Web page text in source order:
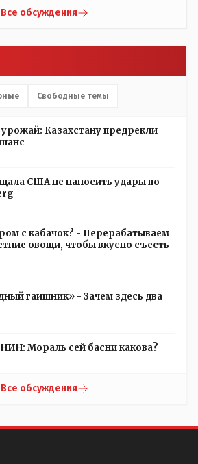
и многократно на недостатки
ему самому ДОБРОВОЛЬНО уйти с
Все обсуждения
Свободные темы
урожай: Казахстану предрекли
США не наносить удары по
с кабачок? - Перерабатываем
овощи, чтобы вкусно съесть
гаишник» - Зачем здесь два
Мораль сей басни какова?
Все обсуждения